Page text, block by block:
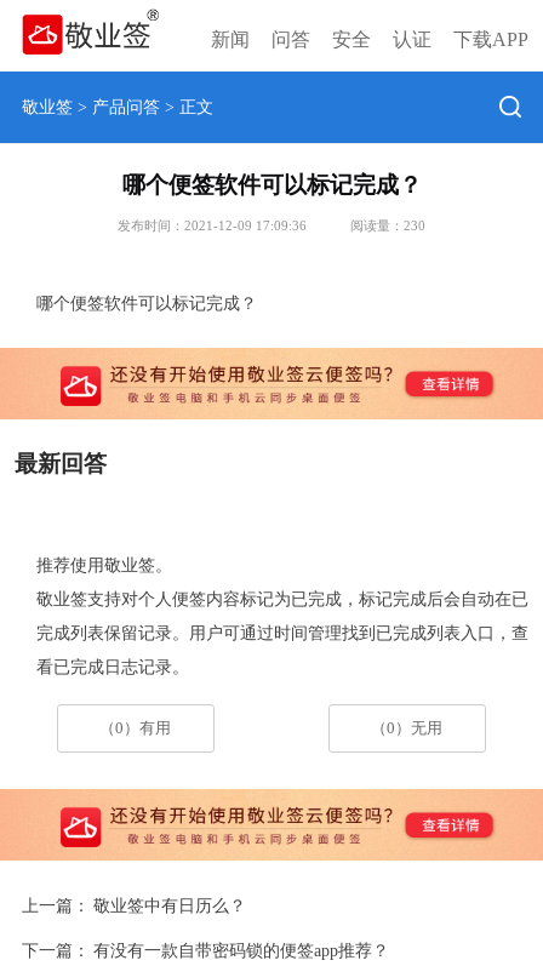
新闻 问答 安全 认证 下载APP
敬业签> 产品问答> 正文
哪个便签软件可以标记完成？
发布时间：2021-12-09 17:09:36 阅读量： 230
哪个便签软件可以标记完成？
最新回答
推荐使用敬业签。
敬业签支持对个人便签内容标记为已完成，标记完成后会自动在已
完成列表保留记录。用户可通过时间管理找到已完成列表入口，查
看已完成日志记录。
（0）有用 （0）无用
上一篇： 敬业签中有日历么？
下一篇： 有没有一款自带密码锁的便签app推荐？